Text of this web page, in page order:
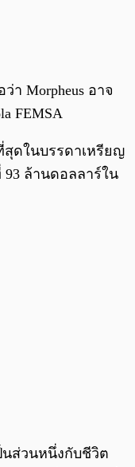
า Morpheus อาจ
FEMSA
สุดในบรรดาเหรียญ
ล้านดอลลาร์ใน
นส่วนหนึ่งกับชีวิต